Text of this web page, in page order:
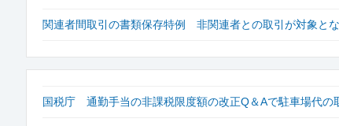
関連者間取引の書類保存特例 非関連者との取引が対象と
国税庁 通勤手当の非課税限度額の改正Q＆Aで駐車場代の